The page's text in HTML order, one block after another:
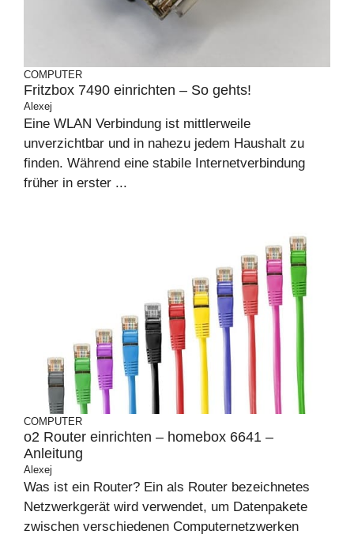
COMPUTER
Fritzbox 7490 einrichten – So gehts!
Alexej
Eine WLAN Verbindung ist mittlerweile
unverzichtbar und in nahezu jedem Haushalt zu
finden. Während eine stabile Internetverbindung
früher in erster ...
COMPUTER
o2 Router einrichten – homebox 6641 –
Anleitung
Alexej
Was ist ein Router? Ein als Router bezeichnetes
Netzwerkgerät wird verwendet, um Datenpakete
zwischen verschiedenen Computernetzwerken